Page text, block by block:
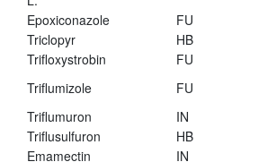
Epoxiconazole
FU
Triclopyr
HB
Trifloxystrobin
FU
Triflumizole
FU
Triflumuron
IN
Triflusulfuron
HB
Emamectin
IN